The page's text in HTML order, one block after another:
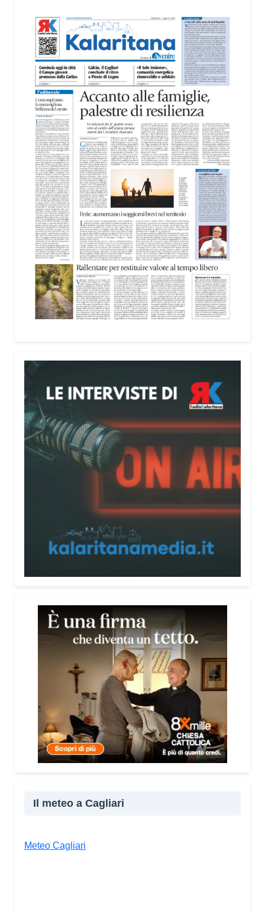
rapporto tra Cagliari e il mare – ha spiegato
Biancacci –. Anche se la candidatura per
quest’anno è stata assegnata a un’altra città,
questo percorso rappresenta un’importante
occasione di crescita. Cagliari ha tutte le
caratteristiche per riproporsi in futuro, perché è una
delle città sul mare più belle d’Italia».
Il cuore della mostra è il rapporto tra il mare e la
luce, elementi che attraversano tutte le opere
esposte e che trovano nella sede della MEM una
particolare valorizzazione. Le grandi vetrate dello
spazio culturale restituiscono infatti una luminosità
naturale capace di entrare in dialogo con i colori
delle opere.
La mostra sarà visitabile alla MEM fino al 30
agosto, negli orari di apertura della struttura: dal
lunedì al venerdì dalle 9 alle 19 e il sabato dalle 9
alle 13.
Condividi:
Il meteo a Cagliari
Meteo Cagliari